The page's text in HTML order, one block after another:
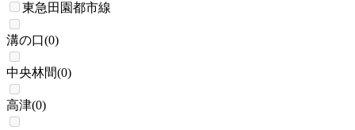
東急田園都市線
溝の口(0)
中央林間(0)
高津(0)